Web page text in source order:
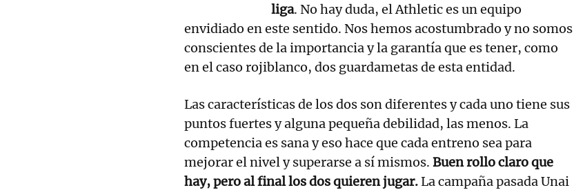
liga. No hay duda, el Athletic es un equipo
envidiado en este sentido. Nos hemos acostumbrado y no somos
conscientes de la importancia y la garantía que es tener, como
en el caso rojiblanco, dos guardametas de esta entidad.
Las características de los dos son diferentes y cada uno tiene sus
puntos fuertes y alguna pequeña debilidad, las menos. La
competencia es sana y eso hace que cada entreno sea para
mejorar el nivel y superarse a sí mismos. Buen rollo claro que
hay, pero al final los dos quieren jugar.La campaña pasada Unai